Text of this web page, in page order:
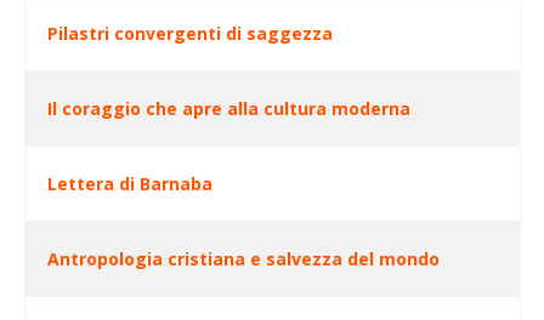
Pilastri convergenti di saggezza
Il coraggio che apre alla cultura moderna
Lettera di Barnaba
Antropologia cristiana e salvezza del mondo